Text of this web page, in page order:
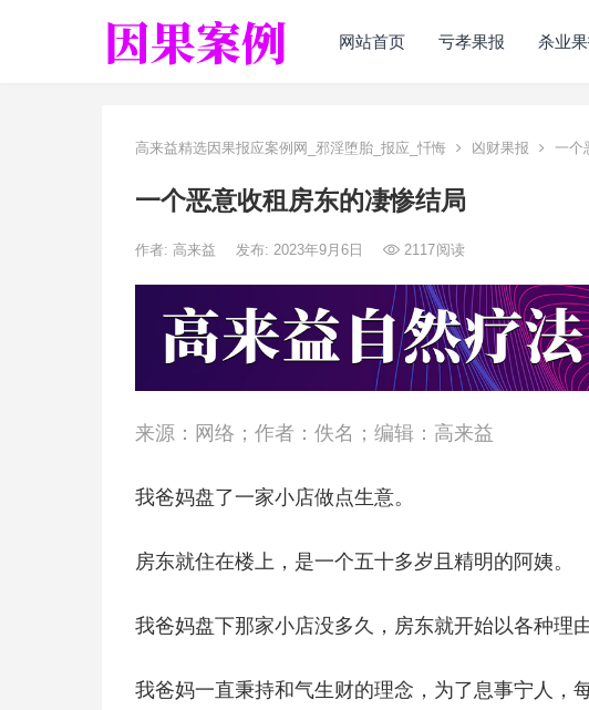
网站首页 亏孝果报 杀业
高来益精选因果报应案例网_邪淫堕胎_报应_忏悔 凶财果报 一个
一个恶意收租房东的凄惨结局
作者: 高来益 发布: 2023年9月6日 2117阅读
来源：网络；作者：佚名；编辑：高来益
我爸妈盘了一家小店做点生意。
房东就住在楼上，是一个五十多岁且精明的阿姨。
我爸妈盘下那家小店没多久，房东就开始以各种理由
我爸妈一直秉持和气生财的理念，为了息事宁人，